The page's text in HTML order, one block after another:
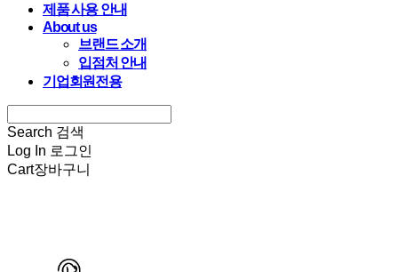
제품 사용 안내
About us
브랜드 소개
입점처 안내
기업회원전용
Search 검색
Log In 로그인
Cart장바구니